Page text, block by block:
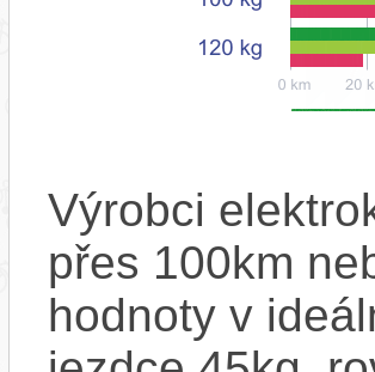
Výrobci
přes 100km
hodnoty v